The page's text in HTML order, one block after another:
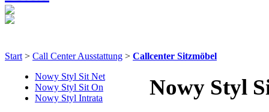
Start > Call Center Ausstattung > Callcenter Sitzmöbel
Nowy Styl Sit Net
Nowy Styl Sit On
Nowy Styl Intrata
Nowy Styl